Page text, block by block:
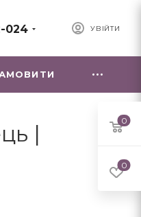
УВІЙТИ
024
|
0
0